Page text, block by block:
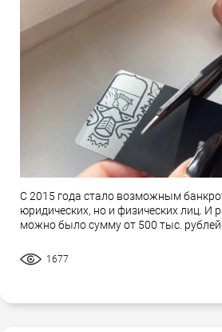
С 2015 года стало возможным
юридических, но и физических лиц. И
можно было сумму от 500 тыс.
1677